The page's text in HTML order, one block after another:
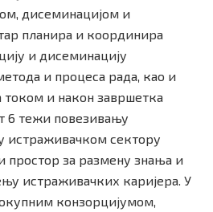
дисеминацијом и
планира и координира
и дисеминацију
и процеса рада, као и
током и након завршетка
6 тежи повезивању
истраживачком сектору
простор за размену знања и
истраживачких каријера. У
конзорцијумом,